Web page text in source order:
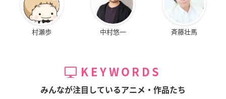
村瀬歩 中村悠一 斉藤壮馬
KEYWORDS
みんなが注目しているアニメ・作品たち